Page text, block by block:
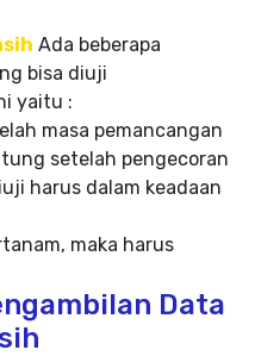
Ada beberapa
bisa diuji
yaitu :
masa pemancangan
setelah pengecoran
harus dalam keadaan
maka harus
Data